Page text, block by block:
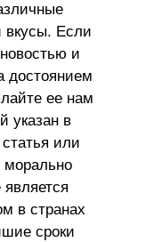
вкусы. Если
и
достоянием
ее нам
указан в
или
морально
в странах
сроки